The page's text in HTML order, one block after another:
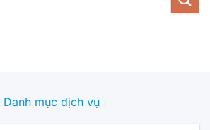
Danh mục dịch vụ